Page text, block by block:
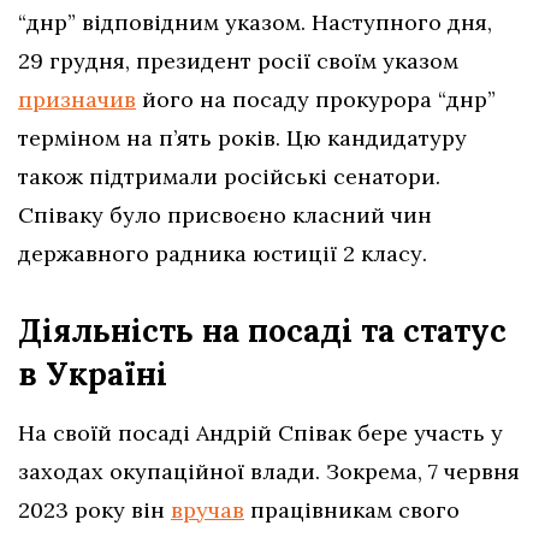
“днр” відповідним указом. Наступного дня,
29 грудня, президент росії своїм указом
призначив його на посаду прокурора “днр”
терміном на п’ять років. Цю кандидатуру
також підтримали російські сенатори.
Співаку було присвоєно класний чин
державного радника юстиції 2 класу.
Діяльність на посаді та статус
в Україні
На своїй посаді Андрій Співак бере участь у
заходах окупаційної влади. Зокрема, 7 червня
2023 року він вручав працівникам свого